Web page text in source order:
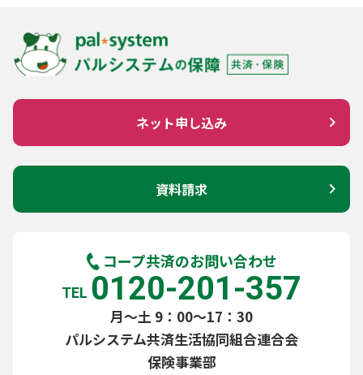
ネット申し込み
資料請求
コープ共済のお問い合わせ
TEL 0120-201-357
月～土 9：00～17：30
パルシステム共済生活協同組合連合会
保険事業部